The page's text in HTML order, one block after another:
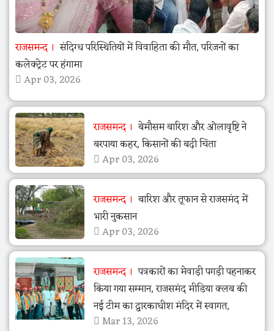
राजसमन्द
संदिग्ध परिस्थितियों में विवाहिता की मौत, परिजनों का
कलेक्ट्रेट पर हंगामा
Apr 03, 2026
राजसमन्द
बेमौसम बारिश और ओलावृष्टि ने
बरपाया कहर, किसानों की बढ़ी चिंता
Apr 03, 2026
राजसमन्द
बारिश और तूफान से राजसमंद में
भारी नुकसान
Apr 03, 2026
राजसमन्द
पत्रकारों का मेवाड़ी पगड़ी पहनाकर
किया गया सम्मान, राजसमंद मीडिया क्लब की
नई टीम का द्वारकाधीश मंदिर में स्वागत,
Mar 13, 2026